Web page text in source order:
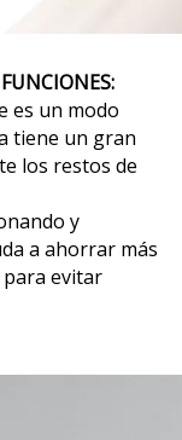
es un modo
tiene un gran
los restos de
y
a ahorrar más
evitar